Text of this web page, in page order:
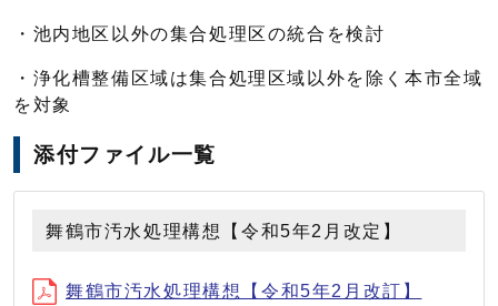
・池内地区以外の集合処理区の統合を検討
・浄化槽整備区域は集合処理区域以外を除く本市全域
を対象
添付ファイル一覧
舞鶴市汚水処理構想【令和5年2月改定】
舞鶴市汚水処理構想【令和5年2月改訂】